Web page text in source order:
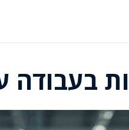
בעבודה